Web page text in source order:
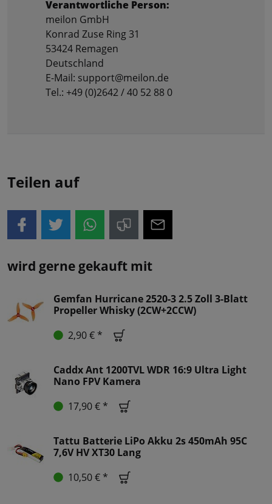
Verantwortliche Person:
meilon GmbH
Konrad Zuse Ring 31
53424 Remagen
Deutschland
E-Mail: support@meilon.de
Tel.: +49 (0)2642 / 40 52 88 0
Teilen auf
wird gerne gekauft mit
Gemfan Hurricane 2520-3 2.5 Zoll 3-Blatt
Propeller Whisky (2CW+2CCW)
2,90 € *
Caddx Ant 1200TVL WDR 16:9 Ultra Light
Nano FPV Kamera
17,90 € *
Tattu Batterie LiPo Akku 2s 450mAh 95C
7,6V HV XT30 Lang
10,50 € *